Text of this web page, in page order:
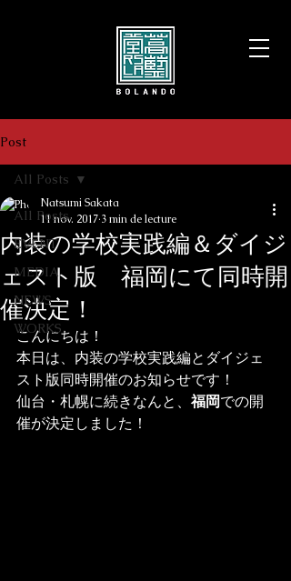
Post
All Posts
EVENT
MEDIA
NEWS
WORKS
All Posts
内装の学校実践編＆ダイジ
ェスト版 福岡にて同時開
催決定！
Natsumi Sakata
11 nov. 2017 3 min de lecture
こんにちは！
本日は、内装の学校実践編とダイジェ
スト版同時開催のお知らせです！
仙台・札幌に続きなんと、福岡での開
催が決定しました！